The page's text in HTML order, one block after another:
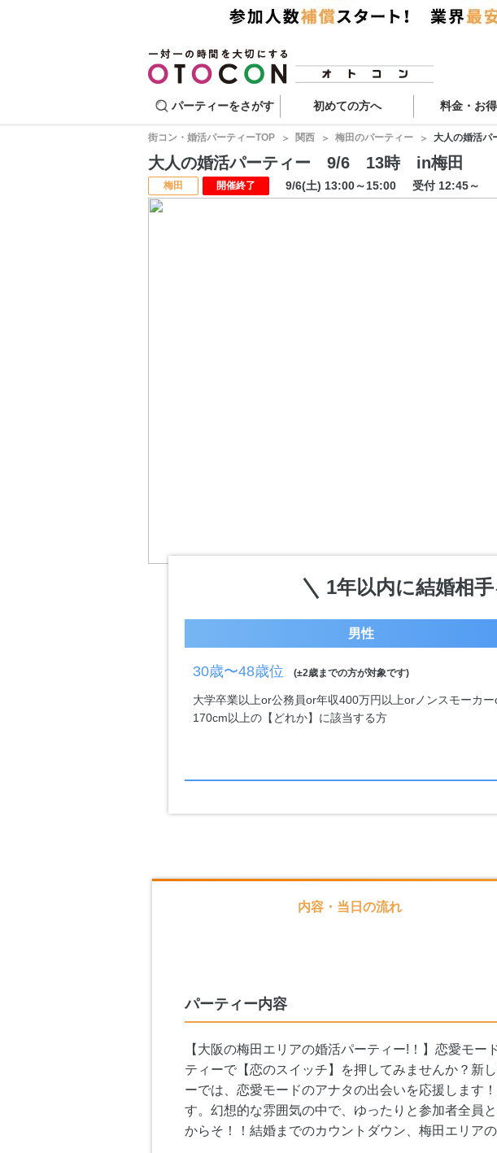
パーティーをさがす 初めての方へ 料金・お
街コン・婚活パーティーTOP 関西 梅田のパーティー 大人の婚活
大人の婚活パーティー 9/6 13時 in梅田
梅田 開催終了 9/6(土) 13:00～15:00 受付 12:45～
1年以内に結婚相
男性
30歳〜48歳位 (±2歳までの方が対象です)
大学卒業以上or公務員or年収400万円以上orノンスモーカ
170cm以上の【どれか】に該当する方
内容・当日の流れ
パーティー内容
【大阪の梅田エリアの婚活パーティー!！】恋愛モ
ティーで【恋のスイッチ】を押してみませんか？新
ーでは、恋愛モードのアナタの出会いを応援します
す。幻想的な雰囲気の中で、ゆったりと参加者全員
からそ！！結婚までのカウントダウン、梅田エリア